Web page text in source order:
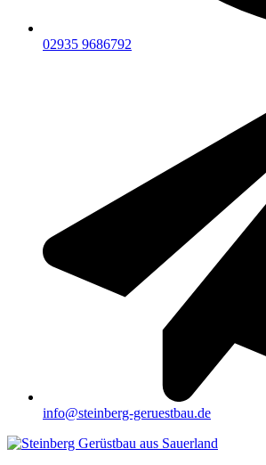
02935 9686792
info@steinberg-geruestbau.de